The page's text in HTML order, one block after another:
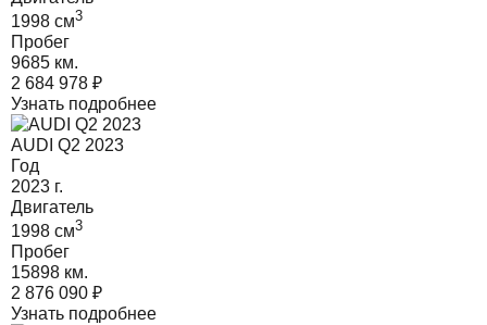
1998 cм3
Пробег
9685 км.
2 684 978 ₽
Узнать подробнее
AUDI Q2 2023
Год
2023 г.
Двигатель
1998 cм3
Пробег
15898 км.
2 876 090 ₽
Узнать подробнее